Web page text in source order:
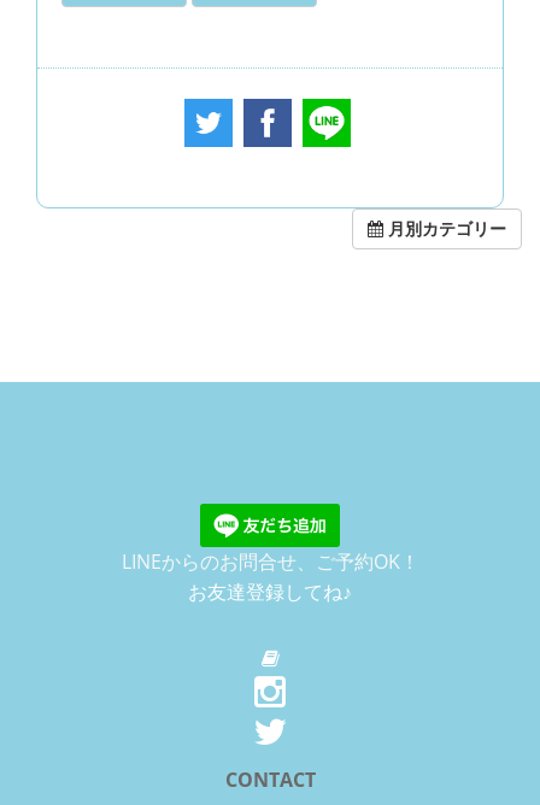
月別カテゴリー
LINEからのお問合せ、ご予約OK！
お友達登録してね♪
CONTACT